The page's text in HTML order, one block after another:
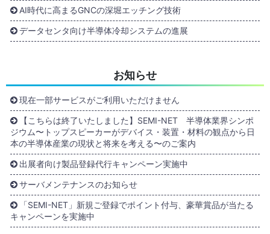
AI時代に高まるGNCの深堀エッチング技術
データセンタ向け半導体冷却システムの進展
お知らせ
現在一部サービスがご利用いただけません
【こちらは終了いたしました】SEMI-NET 半導体業界シンポ
ジウム〜トップスピーカーがデバイス・装置・材料の観点から日
本の半導体産業の現状と将来を考える〜のご案内
出展者向け製品登録代行キャンペーン実施中
サーバメンテナンスのお知らせ
「SEMI-NET」新規ご登録でポイント付与、豪華賞品が当たる
キャンペーンを実施中